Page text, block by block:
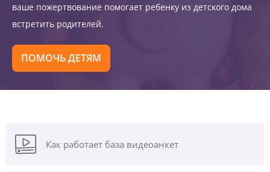
ваше пожертвование помогает ребенку из детского дома
встретить родителей.
ПОМОЧЬ ДЕТЯМ
Как работает база видеоанкет